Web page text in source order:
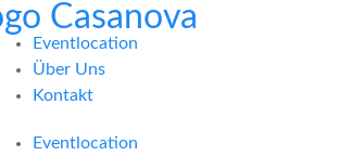
Eventlocation
Über Uns
Kontakt
Eventlocation